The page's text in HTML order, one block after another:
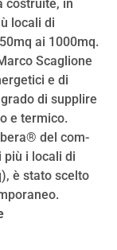
costruite, in
locali di
ai 1000mq.
Scaglione
e di
di supplire
e termico.
del com-
più i locali di
è stato scelto